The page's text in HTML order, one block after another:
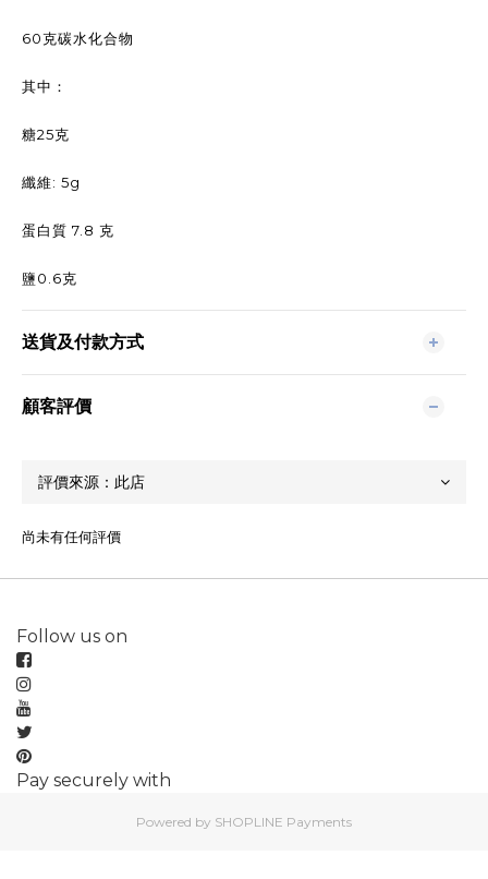
60克碳水化合物
其中：
糖25克
纖維: 5g
蛋白質 7.8 克
鹽0.6克
送貨及付款方式
顧客評價
尚未有任何評價
Follow us on
Pay securely with
Powered by SHOPLINE Payments